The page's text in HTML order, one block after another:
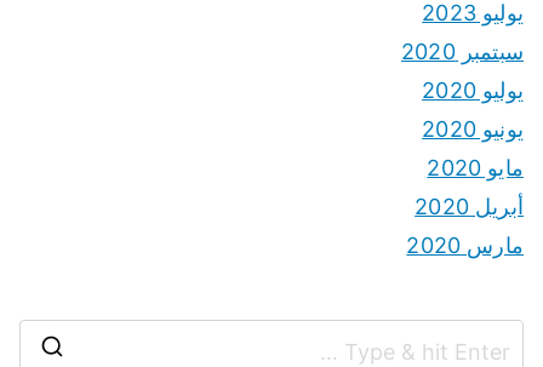
يوليو 2023
سبتمبر 2020
يوليو 2020
يونيو 2020
مايو 2020
أبريل 2020
مارس 2020